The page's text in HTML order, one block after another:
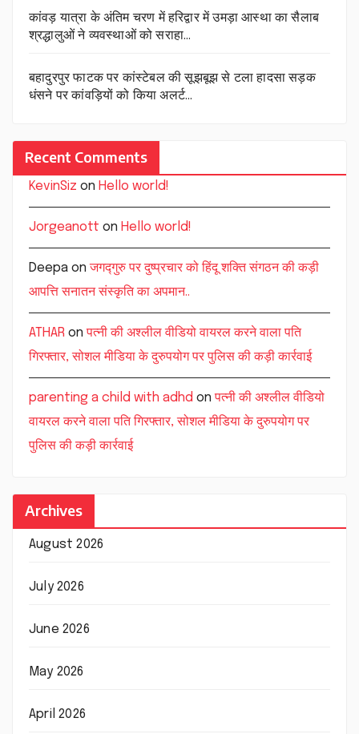
कांवड़ यात्रा के अंतिम चरण में हरिद्वार में उमड़ा आस्था का सैलाब
श्रद्धालुओं ने व्यवस्थाओं को सराहा…
बहादुरपुर फाटक पर कांस्टेबल की सूझबूझ से टला हादसा सड़क
धंसने पर कांवड़ियों को किया अलर्ट…
Recent Comments
KevinSiz on Hello world!
Jorgeanott on Hello world!
Deepa onजगद्गुरु पर दुष्प्रचार को हिंदू शक्ति संगठन की कड़ी
आपत्ति सनातन संस्कृति का अपमान..
ATHAR onपत्नी की अश्लील वीडियो वायरल करने वाला पति
गिरफ्तार, सोशल मीडिया के दुरुपयोग पर पुलिस की कड़ी कार्रवाई
parenting a child with adhd onपत्नी की अश्लील वीडियो
वायरल करने वाला पति गिरफ्तार, सोशल मीडिया के दुरुपयोग पर
पुलिस की कड़ी कार्रवाई
Archives
August 2026
July 2026
June 2026
May 2026
April 2026